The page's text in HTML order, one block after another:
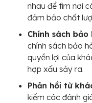
nhau để tìm nơi
đảm bảo chất
Chính sách bảo
chính sách bảo
quyền lợi của
hợp xấu sảy ra.
Phản hồi từ
kiếm các đánh